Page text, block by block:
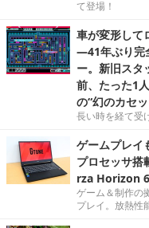
て登場！
車が変形して
―41年ぶり完
ー。新旧スタ
前、たった1
の“幻のカセ
長い時を経て受
ゲームプレ
プロセッサ搭
rza Horizon
ゲーム＆制作の
プレイ。放熱性